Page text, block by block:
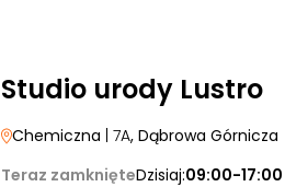
Studio urody Lustro
Chemiczna | 7A, Dąbrowa Górnicza
Teraz zamknięteDzisiaj:09:00-17:00